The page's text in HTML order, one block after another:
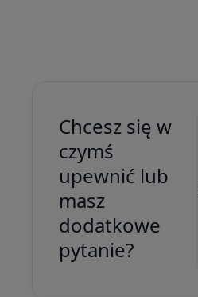
Chcesz się w
czymś
upewnić lub
masz
dodatkowe
pytanie?